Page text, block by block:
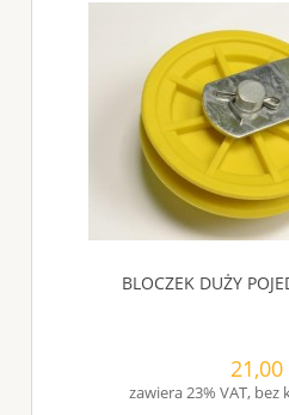
BLOCZEK DUŻY
21,00
zawiera 23% VAT,